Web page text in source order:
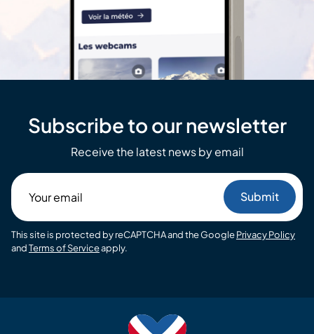
Subscribe to our newsletter
Receive the latest news by email
email
This site is protected by reCAPTCHA and the GooglePrivacy Policy
andTerms of Serviceapply.